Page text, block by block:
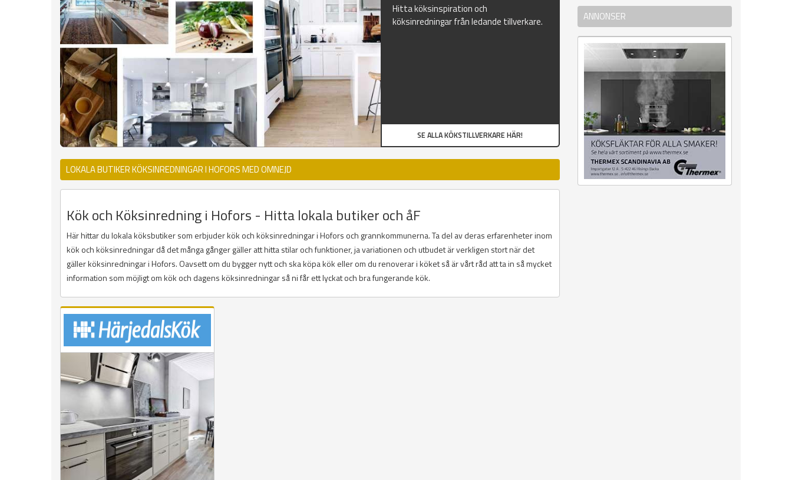
Hitta köksinspiration och
köksinredningar från ledande tillverkare.
SE ALLA KÖKSTILLVERKARE HÄR!
LOKALA BUTIKER KÖKSINREDNINGAR I HOFORS MED OMNEJD
Kök och Köksinredning i Hofors - Hitta lokala butiker och åF
Här hittar du lokala köksbutiker som erbjuder kök och köksinredningar i Hofors och grannkommunerna. Ta del av deras erfarenheter inom
kök och köksinredningar då det många gånger gäller att hitta stilar och funktioner, ja variationen och utbudet är verkligen stort när det
gäller köksinredningar i Hofors. Oavsett om du bygger nytt och ska köpa kök eller om du renoverar i köket så är vårt råd att ta in så mycket
information som möjligt om kök och dagens köksinredningar så ni får ett lyckat och bra fungerande kök.
ANNONSER